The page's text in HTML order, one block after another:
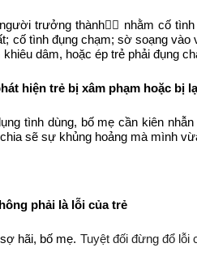
trưởng thành🧔‍♀️ nhằm cố
cố tình đụng chạm; sờ soạng
dâm, hoặc ép trẻ phải đụng
hiện trẻ bị xâm phạm hoặc bị
tình dùng, bố mẹ cần kiên
sẽ sự khủng hoảng mà mình
phải là lỗi của trẻ
hãi, bố mẹ. Tuyệt đối đừng đổ lỗi